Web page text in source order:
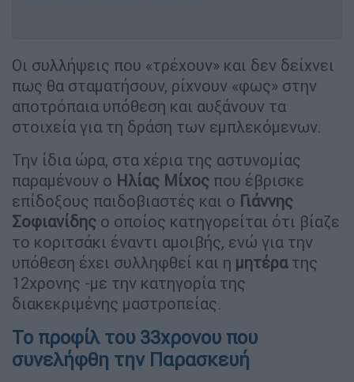
Οι συλλήψεις που «τρέχουν» και δεν δείχνει
πως θα σταματήσουν, ρίχνουν «φως» στην
αποτρόπαια υπόθεση και αυξάνουν τα
στοιχεία για τη δράση των εμπλεκόμενων.
Την ίδια ώρα, στα χέρια της αστυνομίας
παραμένουν ο Ηλίας Μίχος που έβρισκε
επίδοξους παιδοβιαστές και ο Γιάννης
Σοφιανίδης ο οποίος κατηγορείται ότι βίαζε
το κοριτσάκι έναντι αμοιβής, ενώ για την
υπόθεση έχει συλληφθεί και η μητέρατης
12χρονης -με την κατηγορία της
διακεκριμένης μαστροπείας.
Το προφίλ του 33χρονου που
συνελήφθη την Παρασκευή